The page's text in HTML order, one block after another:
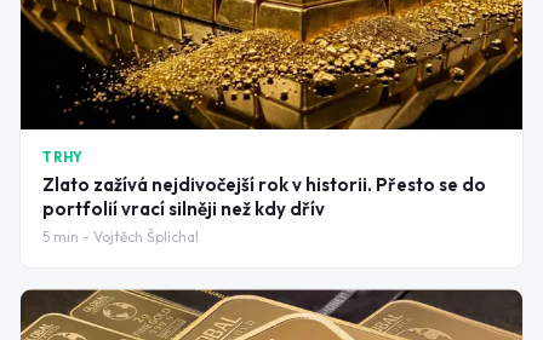
TRHY
Zlato zažívá nejdivočejší rok v historii. Přesto se do
portfolií vrací silněji než kdy dřív
5 min - Vojtěch Šplíchal